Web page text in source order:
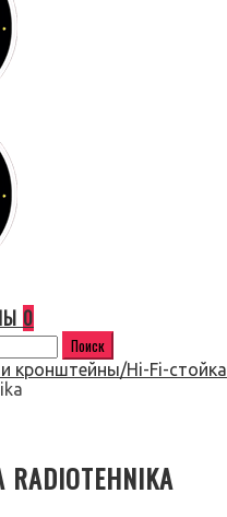
0
кронштейны/Hi-Fi-стойка